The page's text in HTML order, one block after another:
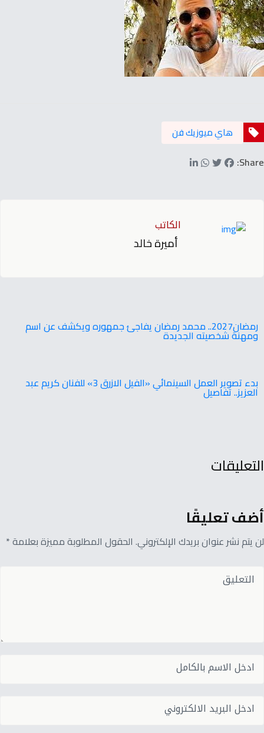
هاي ميوزيك فن
Share:
الكاتب
أميرة خالد
‬ومهنة‭ ‬شخصيته‭ ‬الجديدة
بدء تصوير العمل السينمائي «الفيل الازرق 3» للفنان كريم عبد
العزيز.. تفاصيل
التعليقات
أضف تعليقًا
لن يتم نشر عنوان بريدك الإلكتروني. الحقول المطلوبة مميزة بعلامة *